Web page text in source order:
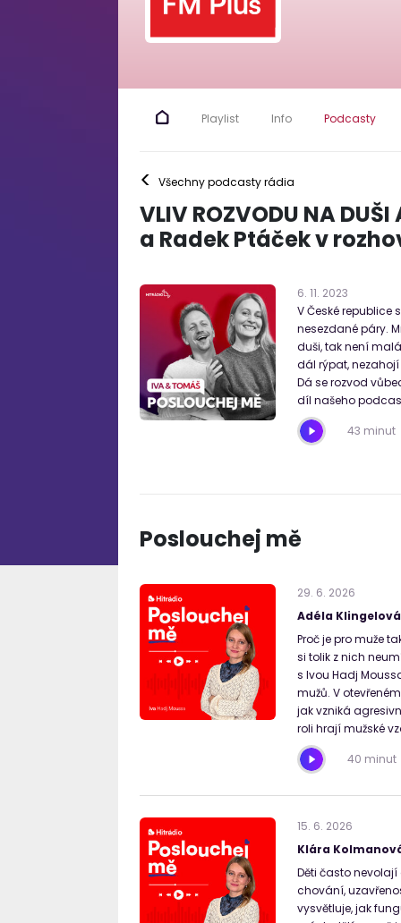
Playlist Info Podcasty
< Všechny podcasty rádia
VLIV ROZVODU NA
a Radek Ptáček v
6. 11. 2023
V České republice
nesezdané páry.
duši, tak není
dál rýpat,
Dá se rozvod
díl našeho
43 minut
Poslouchej mě
29. 6. 2026
Adéla
Proč je pro muže
si tolik z nich
s Ivou Hadj
mužů. V
jak vzniká
roli hrají mužské
40 minut
15. 6. 2026
Klára
Děti často
chování,
vysvětluje, jak